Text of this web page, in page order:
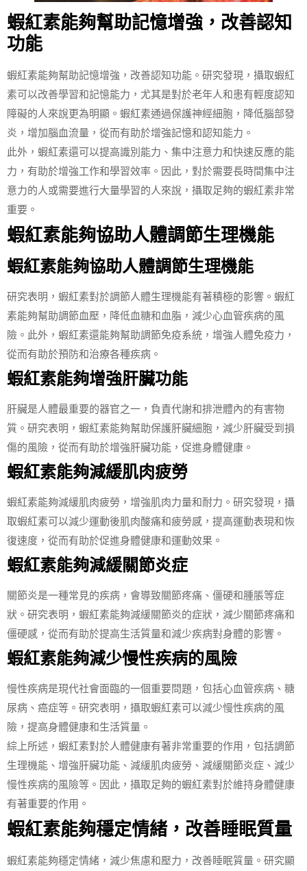
蝦紅素能夠幫助記憶增強，改善認知
功能
蝦紅素能夠幫助記憶增強，改善認知功能。研究發現，攝取蝦紅
素可以改善學習和記憶能力，尤其是對於老年人和患有輕度認知
障礙的人來說更為明顯。蝦紅素通過保護神經細胞，降低腦部發
炎，增加腦血流量，從而有助於增強記憶和認知能力。
此外，蝦紅素還可以提高識別能力、集中注意力和快速反應的能
力，有助於增強工作和學習效率。因此，對於需要長時間集中注
意力的人或需要進行大量學習的人來說，攝取足夠的蝦紅素非常
重要。
蝦紅素能夠協助人體調節生理機能
蝦紅素能夠協助人體調節生理機能
研究表明，蝦紅素對於調節人體生理機能有著積極的影響。蝦紅
素能夠幫助調節血壓，降低血糖和血脂，減少心血管疾病的風
險。此外，蝦紅素還能夠幫助調節免疫系統，增強人體免疫力，
從而有助於預防和治療各種疾病。
蝦紅素能夠增強肝臟功能
肝臟是人體最重要的器官之一，負責代謝和排泄體內的有害物
質。研究表明，蝦紅素能夠幫助保護肝臟細胞，減少肝臟受到損
傷的風險，從而有助於增強肝臟功能，促進身體健康。
蝦紅素能夠減緩肌肉疲勞
蝦紅素能夠減緩肌肉疲勞，增強肌肉力量和耐力。研究發現，攝
取蝦紅素可以減少運動後肌肉酸痛和疲勞感，提高運動表現和恢
復速度，從而有助於促進身體健康和運動效果。
蝦紅素能夠減緩關節炎症
關節炎是一種常見的疾病，會導致關節疼痛、僵硬和腫脹等症
狀。研究表明，蝦紅素能夠減緩關節炎的症狀，減少關節疼痛和
僵硬感，從而有助於提高生活質量和減少疾病對身體的影響。
蝦紅素能夠減少慢性疾病的風險
慢性疾病是現代社會面臨的一個重要問題，包括心血管疾病、糖
尿病、癌症等。研究表明，攝取蝦紅素可以減少慢性疾病的風
險，提高身體健康和生活質量。
綜上所述，蝦紅素對於人體健康有著非常重要的作用，包括調節
生理機能、增強肝臟功能、減緩肌肉疲勞、減緩關節炎症、減少
慢性疾病的風險等。因此，攝取足夠的蝦紅素對於維持身體健康
有著重要的作用。
蝦紅素能夠穩定情緒，改善睡眠質量
蝦紅素能夠穩定情緒，減少焦慮和壓力，改善睡眠質量。研究顯